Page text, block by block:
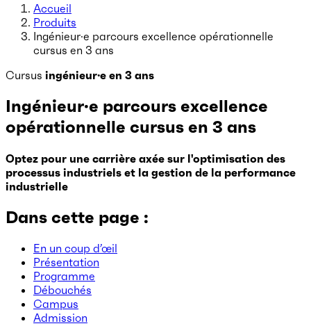
Accueil
Produits
Ingénieur·e parcours excellence opérationnelle
cursus en 3 ans
Cursus ingénieur·e en 3 ans
Ingénieur·e parcours excellence
opérationnelle cursus en 3 ans
Optez pour une carrière axée sur l'optimisation des
processus industriels et la gestion de la performance
industrielle
Dans cette page :
En un coup d’œil
Présentation
Programme
Débouchés
Campus
Admission